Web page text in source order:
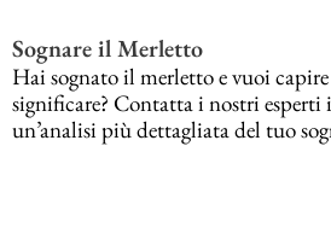
Sognare il Merletto
Hai sognato il merletto e vuoi
significare? Contatta i nostri
un’analisi più dettagliata del tuo